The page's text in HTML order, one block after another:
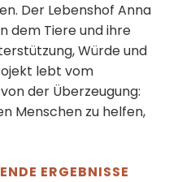
Der Lebenshof Anna
dem Tiere und ihre
Würde und
lebt vom
der Überzeugung:
Menschen zu helfen,
ERGEBNISSE